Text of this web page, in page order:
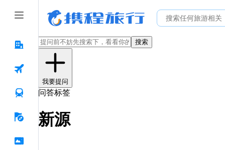
搜索
我要提问
问答标签
新源